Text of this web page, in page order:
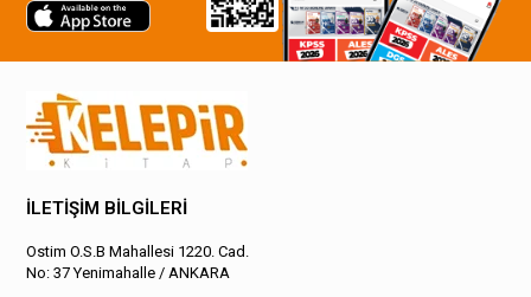
İLETİŞİM BİLGİLERİ
Ostim O.S.B Mahallesi 1220. Cad.
No: 37 Yenimahalle / ANKARA